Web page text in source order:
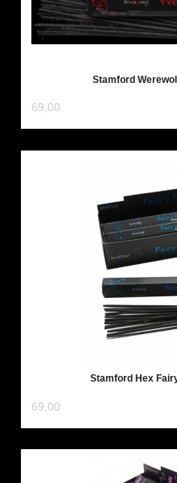
Stamford
69,00
Stamford Hex
69,00